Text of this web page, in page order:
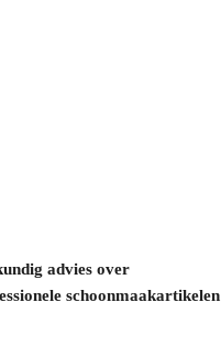
advies over
schoonmaakartikelen